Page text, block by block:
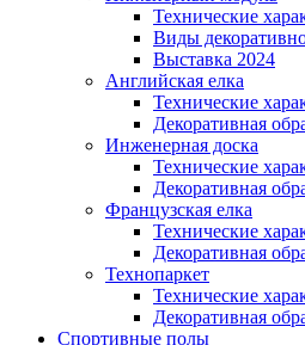
Технические
Виды
Выставка 2024
Английская елка
Технические
Декоративная
Инженерная доска
Технические
Декоративная
Французская елка
Технические
Декоративная
Технопаркет
Технические
Декоративная
Спортивные полы